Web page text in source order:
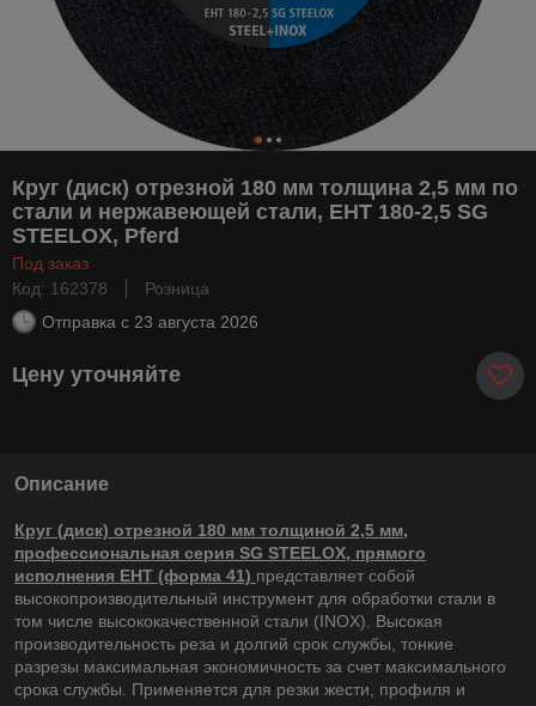
Круг (диск) отрезной 180 мм толщина 2,5 мм по
стали и нержавеющей стали, EHT 180-2,5 SG
STEELOX, Pferd
Под заказ
Код: 162378
Розница
Отправка с 23 августа 2026
Цену уточняйте
Описание
Круг (диск) отрезной 180 мм толщиной 2,5 мм,
профессиональная серия SG STEELOX, прямого
исполнения EHT (форма 41) представляет собой
высокопроизводительный инструмент для обработки стали в
том числе высококачественной стали (INOX). Высокая
производительность реза и долгий срок службы, тонкие
разрезы максимальная экономичность за счет максимального
срока службы. Применяется для резки жести, профиля и